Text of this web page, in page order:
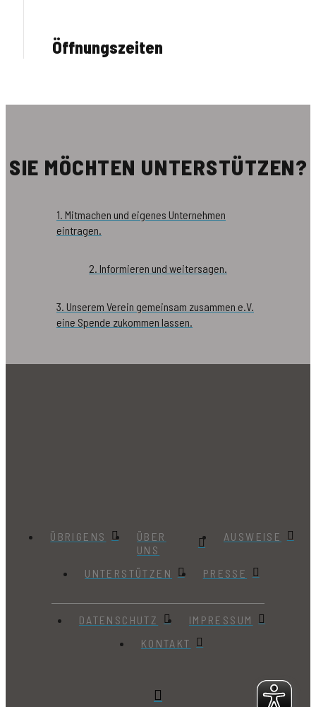
Öffnungszeiten
SIE MÖCHTEN UNTERSTÜTZEN?
1. Mitmachen und eigenes Unternehmen
eintragen.
2. Informieren und weitersagen.
3. Unserem Verein gemeinsam zusammen e.V.
eine Spende zukommen lassen.
ÜBRIGENS
ÜBER
UNS
AUSWEISE
UNTERSTÜTZEN PRESSE
DATENSCHUTZ
IMPRESSUM
KONTAKT